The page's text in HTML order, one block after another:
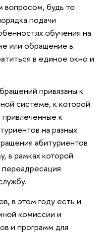
вопросом, будь то
подачи
обучения на
или обращение в
в единое окно и
привязаны к
системе, к которой
к
на разных
абитуриентов
в рамках которой
в этом году есть и
комиссии и
и программ для